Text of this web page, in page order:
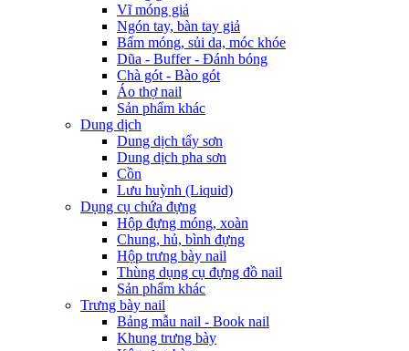
Vĩ móng giả
Ngón tay, bàn tay giả
Bấm móng, sủi da, móc khóe
Dũa - Buffer - Đánh bóng
Chà gót - Bào gót
Áo thợ nail
Sản phẩm khác
Dung dịch
Dung dịch tẩy sơn
Dung dịch pha sơn
Cồn
Lưu huỳnh (Liquid)
Dụng cụ chứa đựng
Hộp đựng móng, xoàn
Chung, hủ, bình đựng
Hộp trưng bày nail
Thùng dụng cụ đựng đồ nail
Sản phẩm khác
Trưng bày nail
Bảng mẫu nail - Book nail
Khung trưng bày